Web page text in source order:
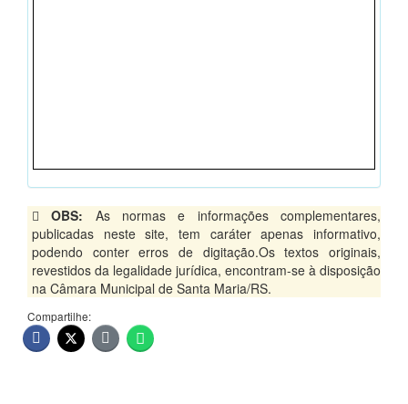
OBS: As normas e informações complementares,
publicadas neste site, tem caráter apenas informativo,
podendo conter erros de digitação.Os textos originais,
revestidos da legalidade jurídica, encontram-se à disposição
na Câmara Municipal de Santa Maria/RS.
Compartilhe: